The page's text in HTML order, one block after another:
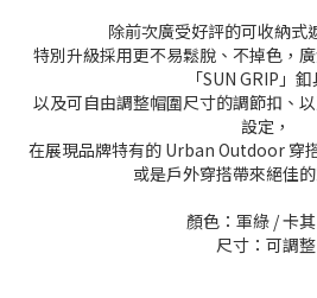
除前次廣受好評的可收納式
特別升級採用更不易鬆脫、不掉色，
「SUN GRIP」釦
以及可自由調整帽圍尺寸的調節扣、
設定，
在展現品牌特有的 Urban Outdoor 穿
或是戶外穿搭帶來絕佳
顏色：軍綠 / 卡
尺寸：可調整